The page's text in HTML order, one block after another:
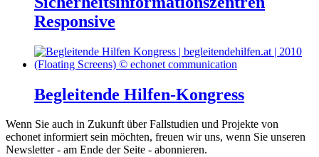
Responsive
Begleitende Hilfen-Kongress
Wenn Sie auch in Zukunft über Fallstudien und Projekte von
echonet informiert sein möchten, freuen wir uns, wenn Sie unseren
Newsletter - am Ende der Seite - abonnieren.